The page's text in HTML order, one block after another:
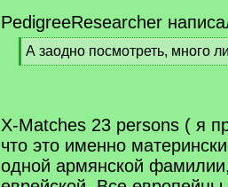
PedigreeResearcher
[
q
А заодно посмотреть, много
[
X-Matches 23 persons ( я
что это именно
одной армянской